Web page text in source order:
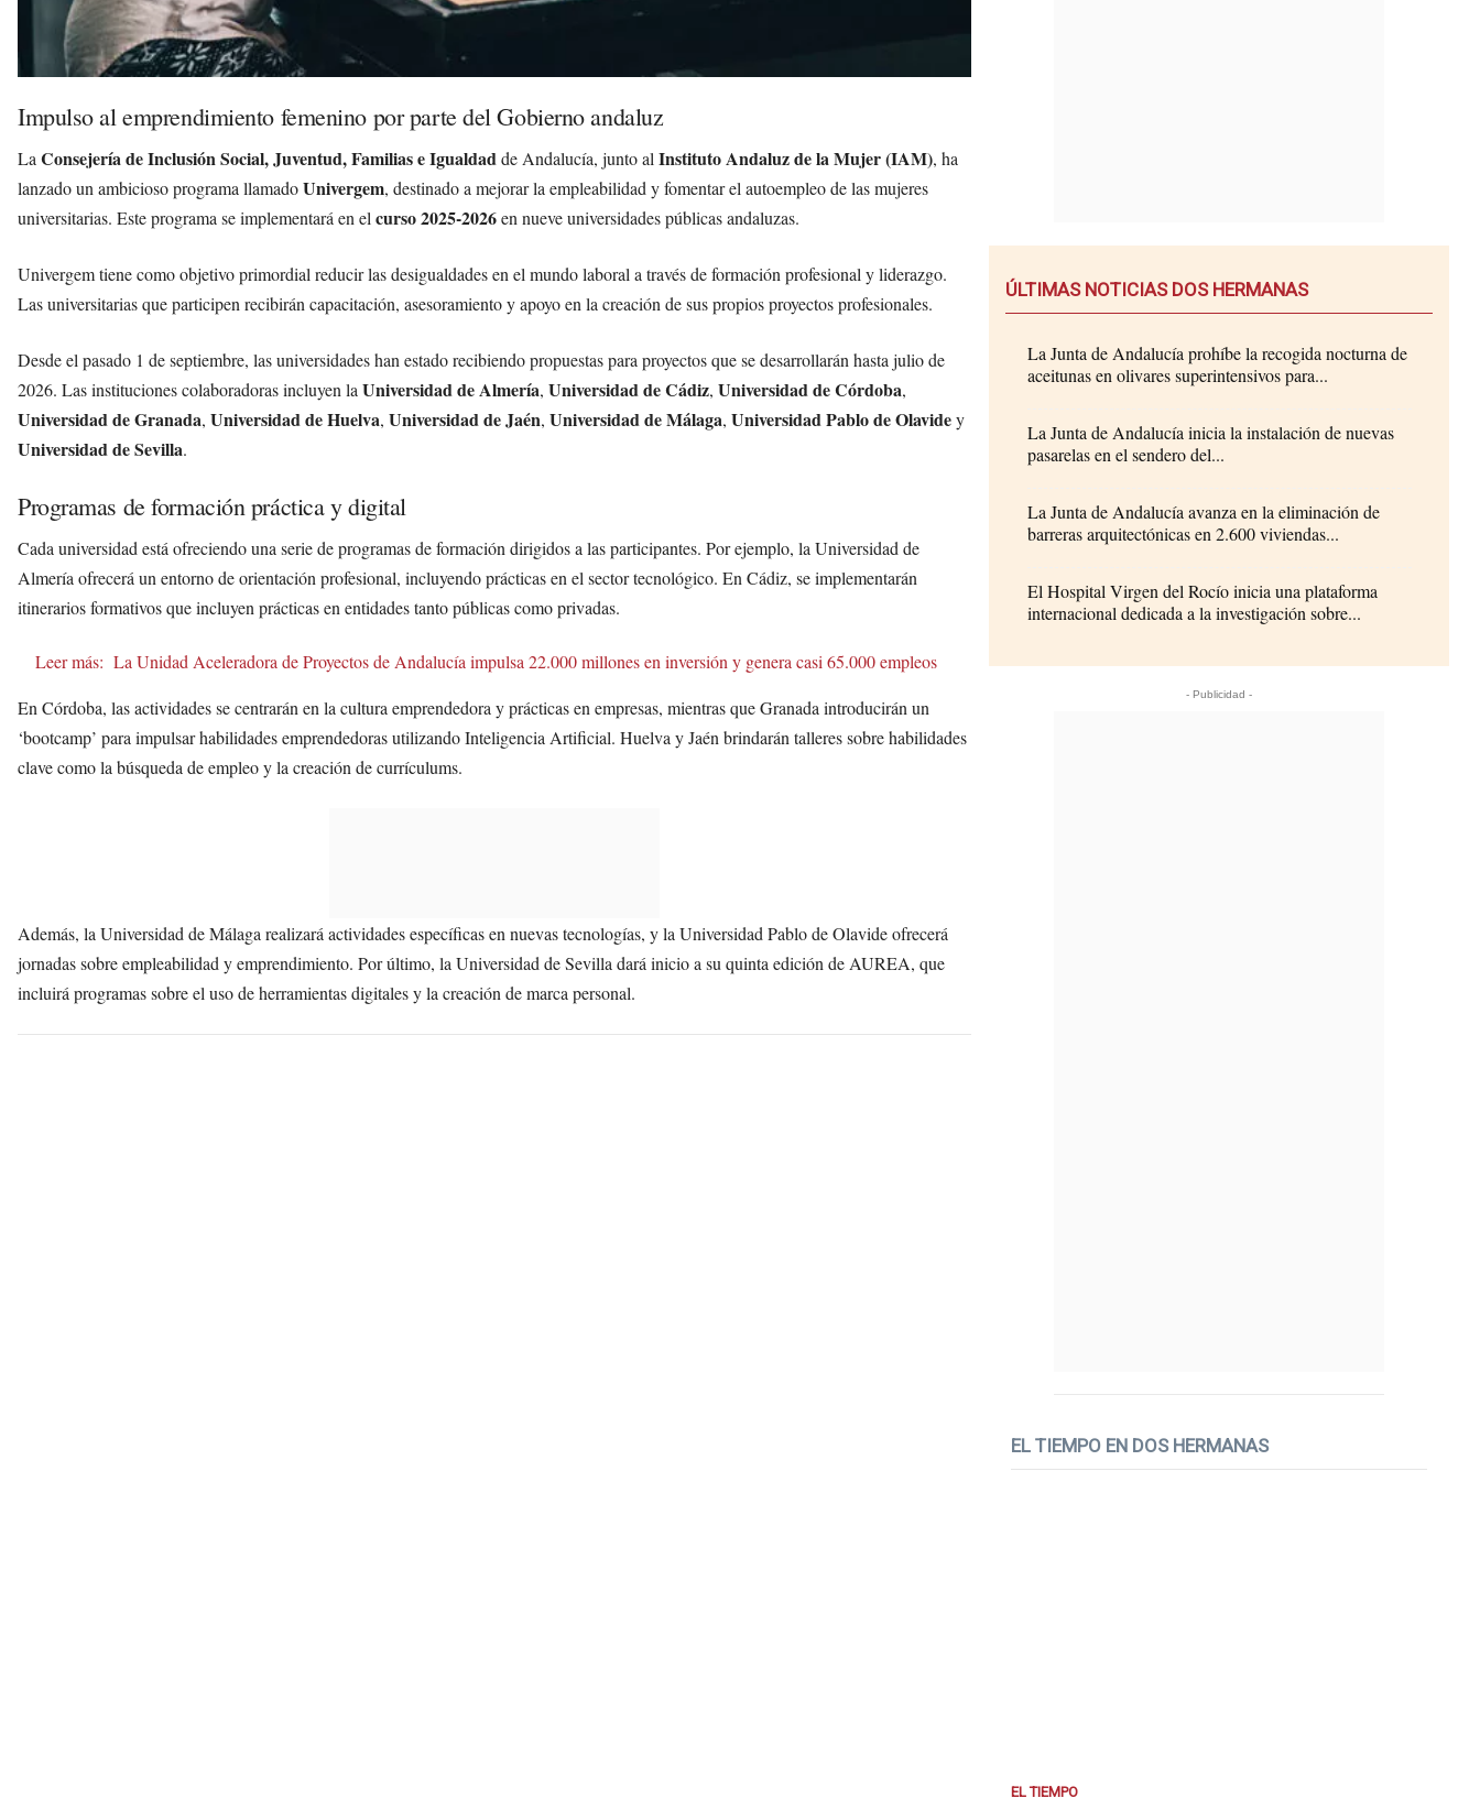
Impulso al emprendimiento femenino por parte del Gobierno andaluz
LaConsejería de Inclusión Social, Juventud, Familias e Igualdadde Andalucía, junto alInstituto Andaluz de la Mujer (IAM), ha
lanzado un ambicioso programa llamadoUnivergem, destinado a mejorar la empleabilidad y fomentar el autoempleo de las mujeres
universitarias. Este programa se implementará en elcurso 2025-2026en nueve universidades públicas andaluzas.
Univergem tiene como objetivo primordial reducir las desigualdades en el mundo laboral a través de formación profesional y liderazgo.
Las universitarias que participen recibirán capacitación, asesoramiento y apoyo en la creación de sus propios proyectos profesionales.
Desde el pasado 1 de septiembre, las universidades han estado recibiendo propuestas para proyectos que se desarrollarán hasta julio de
2026. Las instituciones colaboradoras incluyen laUniversidad de Almería, Universidad de Cádiz, Universidad de Córdoba,
Universidad de Granada, Universidad de Huelva, Universidad de Jaén, Universidad de Málaga, Universidad Pablo de Olavidey
Universidad de Sevilla.
Programas de formación práctica y digital
Cada universidad está ofreciendo una serie de programas de formación dirigidos a las participantes. Por ejemplo, la Universidad de
Almería ofrecerá un entorno de orientación profesional, incluyendo prácticas en el sector tecnológico. En Cádiz, se implementarán
itinerarios formativos que incluyen prácticas en entidades tanto públicas como privadas.
Leer más: La Unidad Aceleradora de Proyectos de Andalucía impulsa 22.000 millones en inversión y genera casi 65.000 empleos
En Córdoba, las actividades se centrarán en la cultura emprendedora y prácticas en empresas, mientras que Granada introducirán un
‘bootcamp’ para impulsar habilidades emprendedoras utilizando Inteligencia Artificial. Huelva y Jaén brindarán talleres sobre habilidades
clave como la búsqueda de empleo y la creación de currículums.
Además, la Universidad de Málaga realizará actividades específicas en nuevas tecnologías, y la Universidad Pablo de Olavide ofrecerá
jornadas sobre empleabilidad y emprendimiento. Por último, la Universidad de Sevilla dará inicio a su quinta edición de AUREA, que
incluirá programas sobre el uso de herramientas digitales y la creación de marca personal.
ÚLTIMAS NOTICIAS DOS HERMANAS
La Junta de Andalucía prohíbe la recogida nocturna de
aceitunas en olivares superintensivos para...
La Junta de Andalucía inicia la instalación de nuevas
pasarelas en el sendero del...
La Junta de Andalucía avanza en la eliminación de
barreras arquitectónicas en 2.600 viviendas...
El Hospital Virgen del Rocío inicia una plataforma
internacional dedicada a la investigación sobre...
- Publicidad -
EL TIEMPO EN DOS HERMANAS
EL TIEMPO